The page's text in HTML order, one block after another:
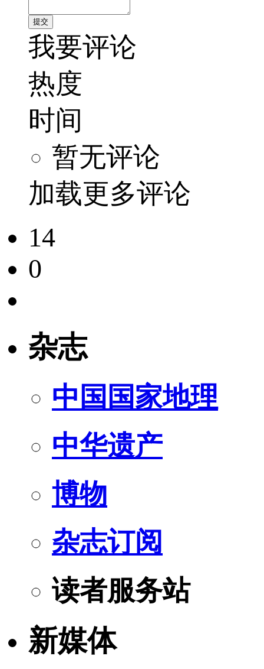
我要评论
热度
时间
暂无评论
加载更多评论
14
0
杂志
中国国家地理
中华遗产
博物
杂志订阅
读者服务站
新媒体